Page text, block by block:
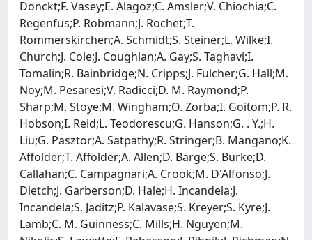
Donckt;F. Vasey;E. Alagoz;C. Amsler;V. Chiochia;C.
Regenfus;P. Robmann;J. Rochet;T.
Rommerskirchen;A. Schmidt;S. Steiner;L. Wilke;I.
Church;J. Cole;J. Coughlan;A. Gay;S. Taghavi;I.
Tomalin;R. Bainbridge;N. Cripps;J. Fulcher;G. Hall;M.
Noy;M. Pesaresi;V. Radicci;D. M. Raymond;P.
Sharp;M. Stoye;M. Wingham;O. Zorba;I. Goitom;P. R.
Hobson;I. Reid;L. Teodorescu;G. Hanson;G. . Y.;H.
Liu;G. Pasztor;A. Satpathy;R. Stringer;B. Mangano;K.
Affolder;T. Affolder;A. Allen;D. Barge;S. Burke;D.
Callahan;C. Campagnari;A. Crook;M. D'Alfonso;J.
Dietch;J. Garberson;D. Hale;H. Incandela;J.
Incandela;S. Jaditz;P. Kalavase;S. Kreyer;S. Kyre;J.
Lamb;C. M. Guinness;C. Mills;H. Nguyen;M.